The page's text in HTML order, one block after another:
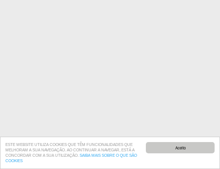
Aceito
ESTE WEBSITE UTILIZA COOKIES QUE TÊM FUNCIONALIDADES QUE
MELHORAM A SUA NAVEGAÇÃO. AO CONTINUAR A NAVEGAR, ESTÁ A
CONCORDAR COM A SUA UTILIZAÇÃO. SAIBA MAIS SOBRE O QUE SÃO
COOKIES